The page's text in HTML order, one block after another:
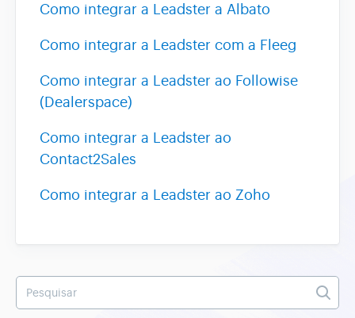
Como integrar a Leadster a Albato
Como integrar a Leadster com a Fleeg
Como integrar a Leadster ao Followise
(Dealerspace)
Como integrar a Leadster ao
Contact2Sales
Como integrar a Leadster ao Zoho